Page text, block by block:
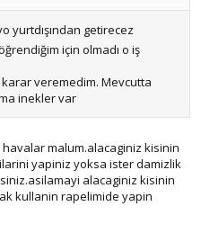
yurtdışından getirecez
için olmadı o iş
veremedim. Mevcutta
inekler var
malum.alacaginiz kisinin
yapiniz yoksa ister damizlik
alacaginiz kisinin
kullanin rapelimide yapin